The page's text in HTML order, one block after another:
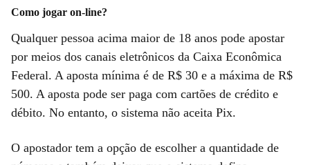
Como jogar on-line?
Qualquer pessoa acima maior de 18 anos pode apostar
por meios dos canais eletrônicos da Caixa Econômica
Federal. A aposta mínima é de R$ 30 e a máxima de R$
500. A aposta pode ser paga com cartões de crédito e
débito. No entanto, o sistema não aceita Pix.
O apostador tem a opção de escolher a quantidade de